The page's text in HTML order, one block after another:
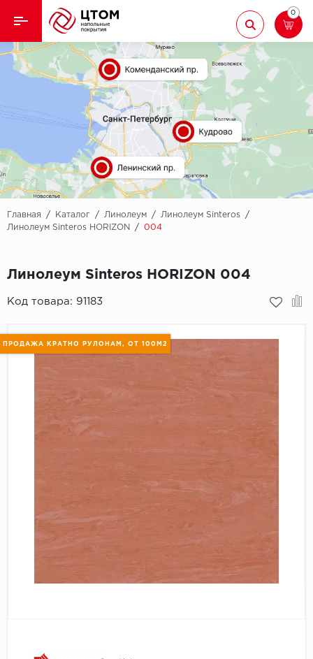
Назад
Кварцвиниловая плитка
Назад
Aberhof
Adelar
Alfa
AllureFloor
Alpine floor
Arbiton
Berry Alloc
Bohofloor
Bonkeel
CorkArt Vinyl
Ламинат
Ковролин
Линолеум
Паркет
Плинтус
Подложка
0
Главная / Каталог / Линолеум / Линолеум Sinteros
/
Линолеум Sinteros HORIZON
/ 004
Линолеум Sinteros HORIZON 004
Код товара: 91183
ПРОДАЖА КРАТНО РУЛОНАМ, ОТ 100М2